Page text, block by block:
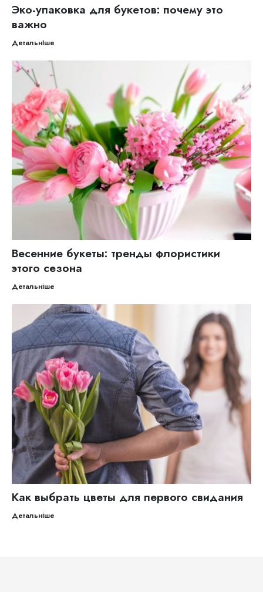
Эко-упаковка для букетов: почему это
важно
Детальніше
Весенние букеты: тренды флористики
этого сезона
Детальніше
Как выбрать цветы для первого свидания
Детальніше